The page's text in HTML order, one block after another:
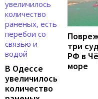
В Одессе
увеличилось
количество
три
РФ в
море